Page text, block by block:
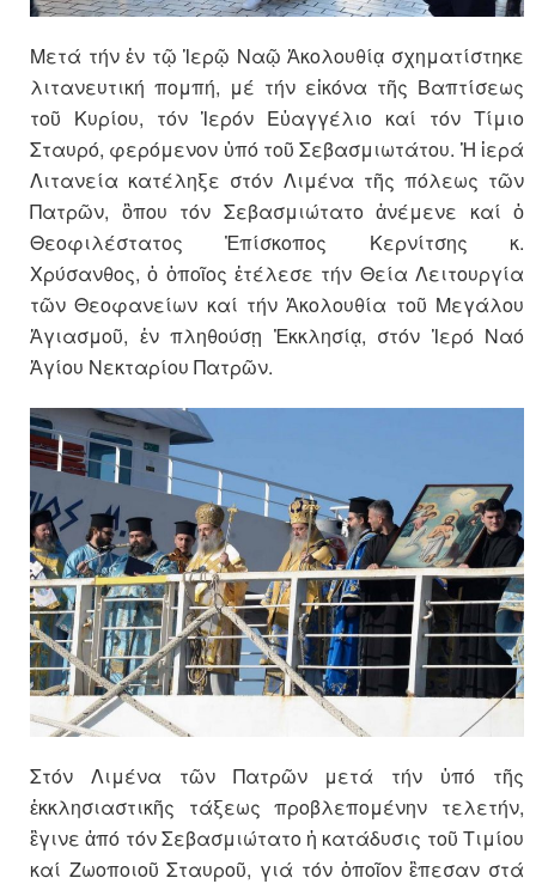
Μετά τήν ἐν τῷ Ἱερῷ Ναῷ Ἀκολουθίᾳ σχηματίστηκε
λιτανευτική πομπή, μέ τήν εἰκόνα τῆς Βαπτίσεως
τοῦ Κυρίου, τόν Ἱερόν Εὐαγγέλιο καί τόν Τίμιο
Σταυρό, φερόμενον ὑπό τοῦ Σεβασμιωτάτου. Ἡ ἱερά
Λιτανεία κατέληξε στόν Λιμένα τῆς πόλεως τῶν
Πατρῶν, ὃπου τόν Σεβασμιώτατο ἀνέμενε καί ὁ
Θεοφιλέστατος Ἐπίσκοπος Κερνίτσης κ.
Χρύσανθος, ὁ ὁποῖος ἐτέλεσε τήν Θεία Λειτουργία
τῶν Θεοφανείων καί τήν Ἀκολουθία τοῦ Μεγάλου
Ἁγιασμοῦ, ἐν πληθούσῃ Ἐκκλησίᾳ, στόν Ἱερό Ναό
Ἁγίου Νεκταρίου Πατρῶν.
Στόν Λιμένα τῶν Πατρῶν μετά τήν ὑπό τῆς
ἐκκλησιαστικῆς τάξεως προβλεπομένην τελετήν,
ἒγινε ἀπό τόν Σεβασμιώτατο ἡ κατάδυσις τοῦ Τιμίου
καί Ζωοποιοῦ Σταυροῦ, γιά τόν ὁποῖον ἒπεσαν στά